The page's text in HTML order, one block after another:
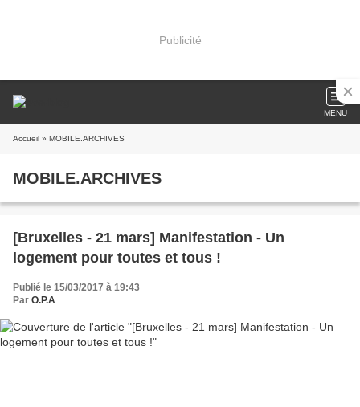
Publicité
MENU
Accueil » MOBILE.ARCHIVES
MOBILE.ARCHIVES
[Bruxelles - 21 mars] Manifestation - Un
logement pour toutes et tous !
Publié le 15/03/2017 à 19:43
Par O.P.A